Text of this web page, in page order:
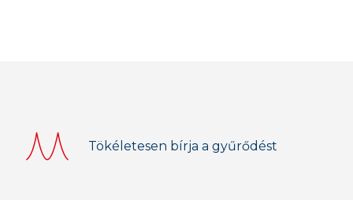
Tökéletesen bírja a gyűrődést